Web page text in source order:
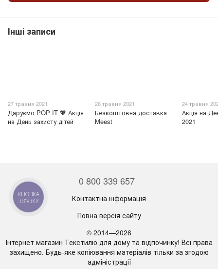
Інші записи
27 травня 2021
Даруємо POP IT 💖 Акція
на День захисту дітей
26 травня 2021
Безкоштовна доставка
Meest
24 травня
Акція на
2021
0 800 339 657
Контактна інформація
Повна версія сайту
© 2014—2026
Інтернет магазин Текстилю для дому та відпочинку! Всі права
захищено. Будь-яке копіювання матеріалів тільки за згодою
адміністрації
КНОПКА
ЗВ'ЯЗКУ